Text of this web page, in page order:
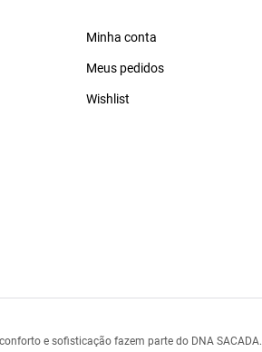
Minha conta
Meus pedidos
Wishlist
e sofisticação fazem parte do DNA SACADA.